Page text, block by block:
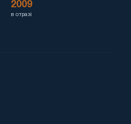
2009
в отразі